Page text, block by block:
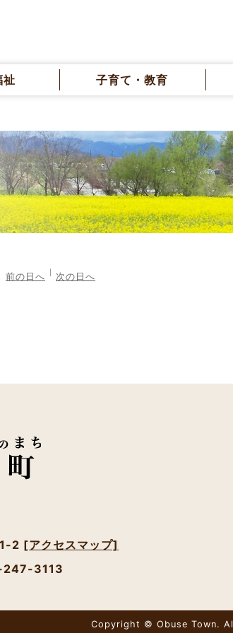
祉 子育て・教育
前の日へ 次の日へ
2 [アクセスマップ]
247-3113
Copyright © Obuse Town.